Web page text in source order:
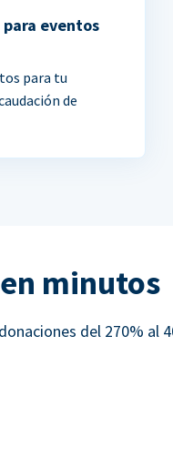
eventos
para tu
de
minutos
del 270% al